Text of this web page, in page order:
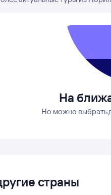
На
Но можно выбрать
страны